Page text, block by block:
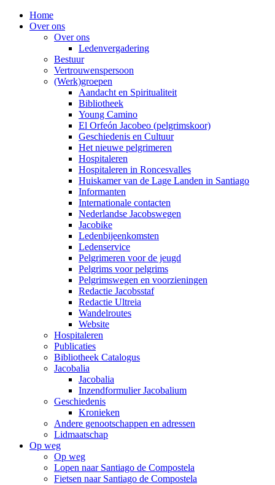
Home
Over ons
Over ons
Ledenvergadering
Bestuur
Vertrouwenspersoon
(Werk)groepen
Aandacht en Spiritualiteit
Bibliotheek
Young Camino
El Orfeón Jacobeo (pelgrimskoor)
Geschiedenis en Cultuur
Het nieuwe pelgrimeren
Hospitaleren
Hospitaleren in Roncesvalles
Huiskamer van de Lage Landen in Santiago
Informanten
Internationale contacten
Nederlandse Jacobswegen
Jacobike
Ledenbijeenkomsten
Ledenservice
Pelgrimeren voor de jeugd
Pelgrims voor pelgrims
Pelgrimswegen en voorzieningen
Redactie Jacobsstaf
Redactie Ultreia
Wandelroutes
Website
Hospitaleren
Publicaties
Bibliotheek Catalogus
Jacobalia
Jacobalia
Inzendformulier Jacobalium
Geschiedenis
Kronieken
Andere genootschappen en adressen
Lidmaatschap
Op weg
Op weg
Lopen naar Santiago de Compostela
Fietsen naar Santiago de Compostela